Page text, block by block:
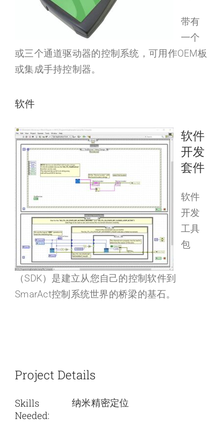
带有
一个
或三个通道驱动器的控制系统，可用作OEM板
或集成手持控制器。
软件
软件
开发
套件
软件
开发
工具
包
（SDK）是建立从您自己的控制软件到
SmarAct控制系统世界的桥梁的基石。
Project Details
Skills
Needed:
纳米精密定位